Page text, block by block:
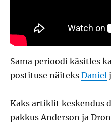
Sama perioodi käsitles
postituse näiteks Daniel
Kaks artiklit keskendus
pakkus Anderson ja